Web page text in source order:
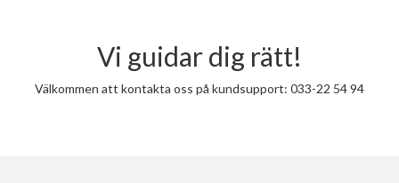
Vi guidar dig rätt!
Välkommen att kontakta oss på kundsupport: 033-22 54 94